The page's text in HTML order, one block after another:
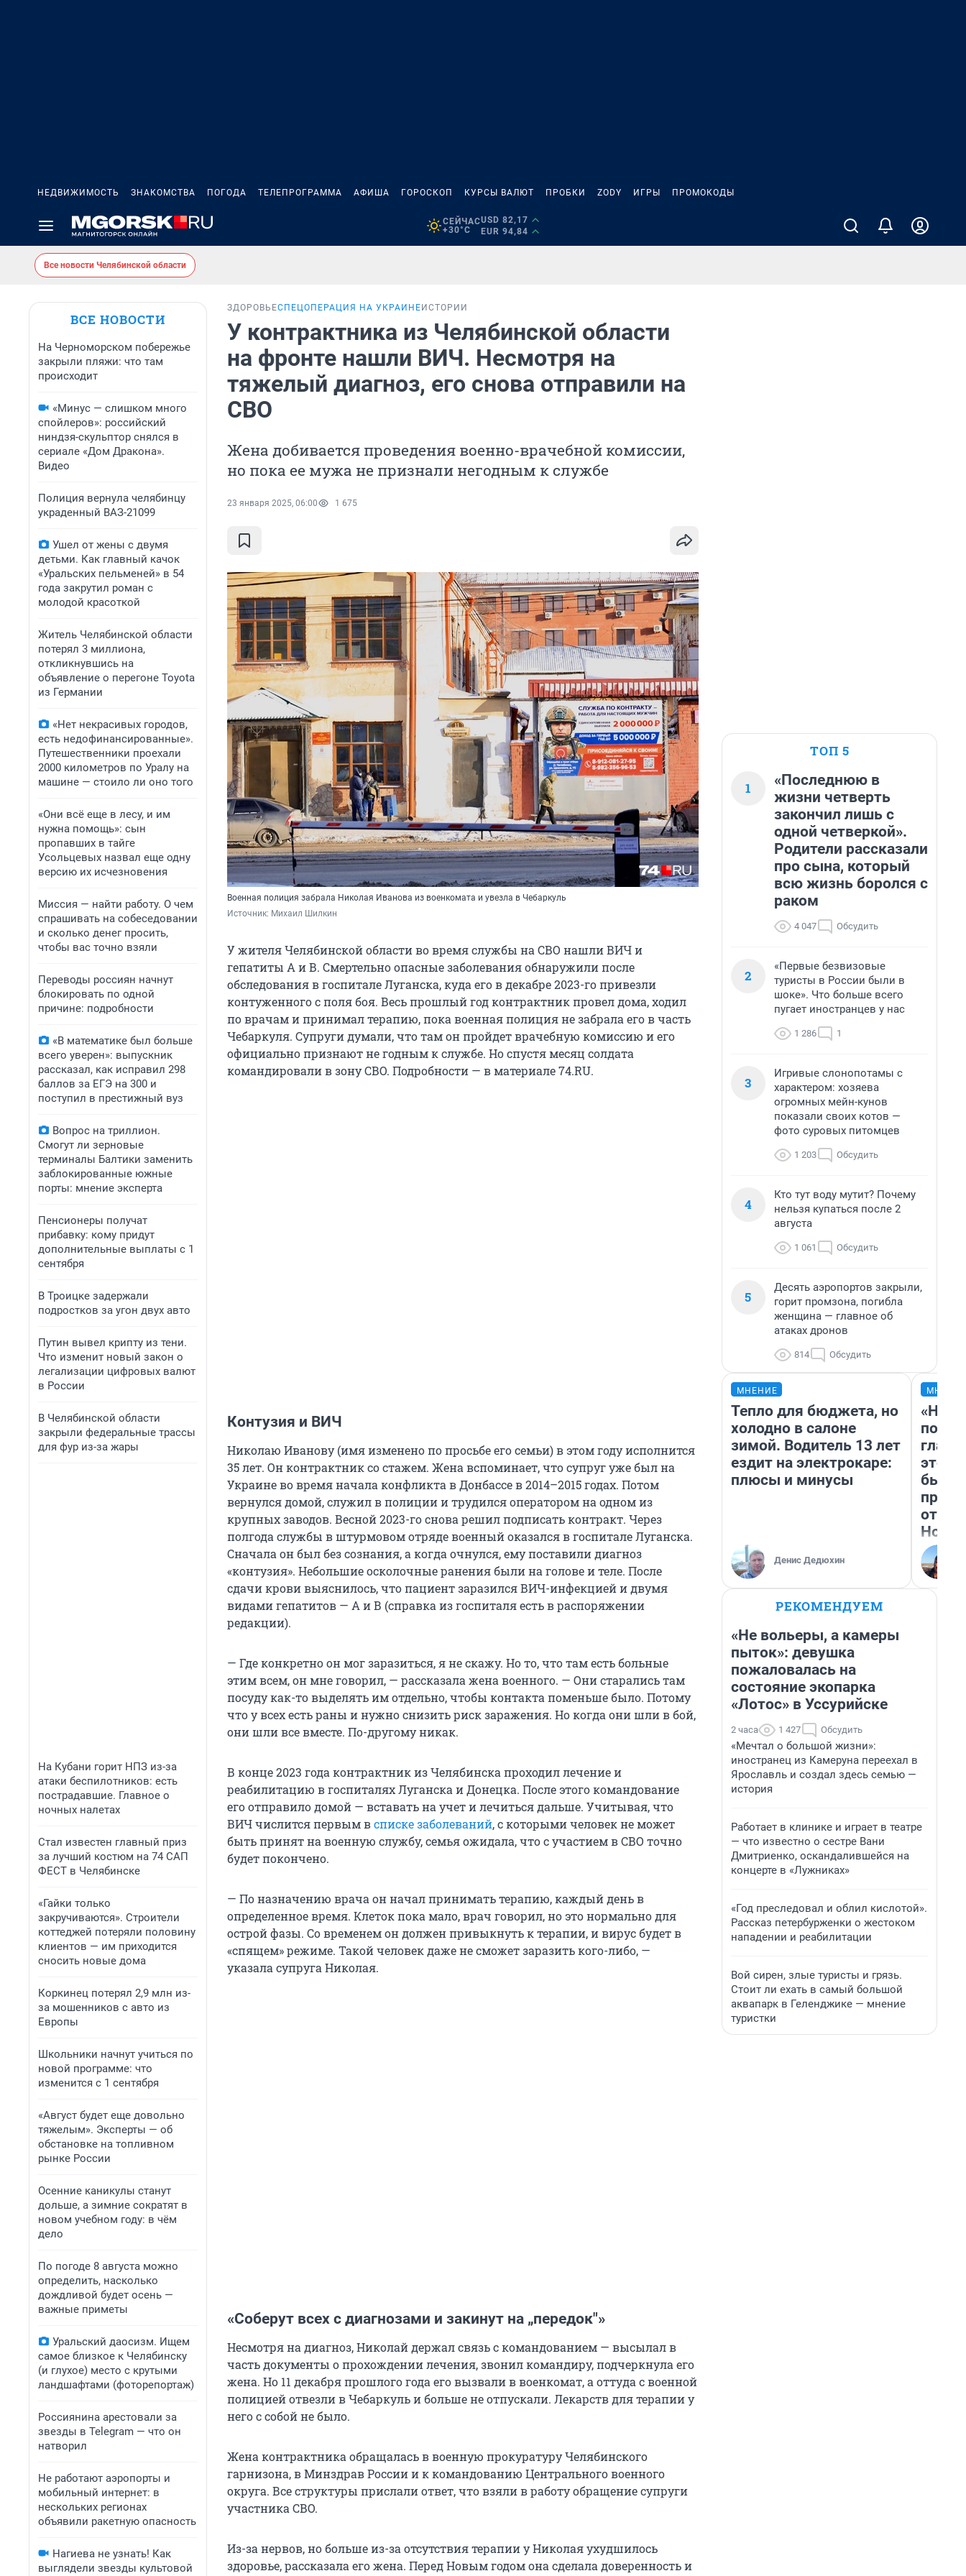
НЕДВИЖИМОСТЬ ЗНАКОМСТВА ПОГОДА ТЕЛЕПРОГРАММА АФИША ГОРОСКОП КУРСЫ ВАЛЮТ ПРОБКИ ZODY ИГРЫ ПРОМОКОДЫ
СЕЙЧАС
+30°C
USD 82,17
EUR 94,84
Все новости Челябинской области
ВСЕ НОВОСТИ
На Черноморском побережье
закрыли пляжи: что там
происходит
«Минус — слишком много
спойлеров»: российский
ниндзя-скульптор снялся в
сериале «Дом Дракона».
Видео
Полиция вернула челябинцу
украденный ВАЗ-21099
Ушел от жены с двумя
детьми. Как главный качок
«Уральских пельменей» в 54
года закрутил роман с
молодой красоткой
Житель Челябинской области
потерял 3 миллиона,
откликнувшись на
объявление о перегоне Toyota
из Германии
«Нет некрасивых городов,
есть недофинансированные».
Путешественники проехали
2000 километров по Уралу на
машине — стоило ли оно того
«Они всё еще в лесу, и им
нужна помощь»: сын
пропавших в тайге
Усольцевых назвал еще одну
версию их исчезновения
Миссия — найти работу. О чем
спрашивать на собеседовании
и сколько денег просить,
чтобы вас точно взяли
Переводы россиян начнут
блокировать по одной
причине: подробности
«В математике был больше
всего уверен»: выпускник
рассказал, как исправил 298
баллов за ЕГЭ на 300 и
поступил в престижный вуз
Вопрос на триллион.
Смогут ли зерновые
терминалы Балтики заменить
заблокированные южные
порты: мнение эксперта
Пенсионеры получат
прибавку: кому придут
дополнительные выплаты с 1
сентября
В Троицке задержали
подростков за угон двух авто
Путин вывел крипту из тени.
Что изменит новый закон о
легализации цифровых валют
в России
В Челябинской области
закрыли федеральные трассы
для фур из-за жары
На Кубани горит НПЗ из-за
атаки беспилотников: есть
пострадавшие. Главное о
ночных налетах
Стал известен главный приз
за лучший костюм на 74 САП
ФЕСТ в Челябинске
«Гайки только
закручиваются». Строители
коттеджей потеряли половину
клиентов — им приходится
сносить новые дома
Коркинец потерял 2,9 млн из-
за мошенников с авто из
Европы
Школьники начнут учиться по
новой программе: что
изменится с 1 сентября
«Август будет еще довольно
тяжелым». Эксперты — об
обстановке на топливном
рынке России
Осенние каникулы станут
дольше, а зимние сократят в
новом учебном году: в чём
дело
По погоде 8 августа можно
определить, насколько
дождливой будет осень —
важные приметы
Уральский даосизм. Ищем
самое близкое к Челябинску
(и глухое) место с крутыми
ландшафтами (фоторепортаж)
Россиянина арестовали за
звезды в Telegram — что он
натворил
Не работают аэропорты и
мобильный интернет: в
нескольких регионах
объявили ракетную опасность
Нагиева не узнать! Как
выглядели звезды культовой
ЗДОРОВЬЕСПЕЦОПЕРАЦИЯ НА УКРАИНЕ ИСТОРИИ
У контрактника из Челябинской области
на фронте нашли ВИЧ. Несмотря на
тяжелый диагноз, его снова отправили на
СВО
Жена добивается проведения военно-врачебной комиссии,
но пока ее мужа не признали негодным к службе
23 января 2025, 06:00 1 675
Военная полиция забрала Николая Иванова из военкомата и увезла в Чебаркуль
Источник: Михаил Шилкин
У жителя Челябинской области во время службы на СВО нашли ВИЧ и
гепатиты А и В. Смертельно опасные заболевания обнаружили после
обследования в госпитале Луганска, куда его в декабре 2023-го привезли
контуженного с поля боя. Весь прошлый год контрактник провел дома, ходил
по врачам и принимал терапию, пока военная полиция не забрала его в часть
Чебаркуля. Супруги думали, что там он пройдет врачебную комиссию и его
официально признают не годным к службе. Но спустя месяц солдата
командировали в зону СВО. Подробности — в материале 74.RU.
Контузия и ВИЧ
Николаю Иванову (имя изменено по просьбе его семьи) в этом году исполнится
35 лет. Он контрактник со стажем. Жена вспоминает, что супруг уже был на
Украине во время начала конфликта в Донбассе в 2014–2015 годах. Потом
вернулся домой, служил в полиции и трудился оператором на одном из
крупных заводов. Весной 2023-го снова решил подписать контракт. Через
полгода службы в штурмовом отряде военный оказался в госпитале Луганска.
Сначала он был без сознания, а когда очнулся, ему поставили диагноз
«контузия». Небольшие осколочные ранения были на голове и теле. После
сдачи крови выяснилось, что пациент заразился ВИЧ-инфекцией и двумя
видами гепатитов — А и В (справка из госпиталя есть в распоряжении
редакции).
— Где конкретно он мог заразиться, я не скажу. Но то, что там есть больные
этим всем, он мне говорил, — рассказала жена военного. — Они старались там
посуду как-то выделять им отдельно, чтобы контакта поменьше было. Потому
что у всех есть раны и нужно снизить риск заражения. Но когда они шли в бой,
они шли все вместе. По-другому никак.
В конце 2023 года контрактник из Челябинска проходил лечение и
реабилитацию в госпиталях Луганска и Донецка. После этого командование
его отправило домой — вставать на учет и лечиться дальше. Учитывая, что
ВИЧ числится первым всписке заболеваний, с которыми человек не может
быть принят на военную службу, семья ожидала, что с участием в СВО точно
будет покончено.
— По назначению врача он начал принимать терапию, каждый день в
определенное время. Клеток пока мало, врач говорил, но это нормально для
острой фазы. Со временем он должен привыкнуть к терапии, и вирус будет в
«спящем» режиме. Такой человек даже не сможет заразить кого-либо, —
указала супруга Николая.
«Соберут всех с диагнозами и закинут на „передок"»
Несмотря на диагноз, Николай держал связь с командованием — высылал в
часть документы о прохождении лечения, звонил командиру, подчеркнула его
жена. Но 11 декабря прошлого года его вызвали в военкомат, а оттуда с военной
полицией отвезли в Чебаркуль и больше не отпускали. Лекарств для терапии у
него с собой не было.
Жена контрактника обращалась в военную прокуратуру Челябинского
гарнизона, в Минздрав России и к командованию Центрального военного
округа. Все структуры прислали ответ, что взяли в работу обращение супруги
участника СВО.
Из-за нервов, но больше из-за отсутствия терапии у Николая ухудшилось
здоровье, рассказала его жена. Перед Новым годом она сделала доверенность и
ТОП 5
1
«Последнюю в
жизни четверть
закончил лишь с
одной четверкой».
Родители рассказали
про сына, который
всю жизнь боролся с
раком
4 047 Обсудить
2
«Первые безвизовые
туристы в России были в
шоке». Что больше всего
пугает иностранцев у нас
1 286 1
3
Игривые слонопотамы с
характером: хозяева
огромных мейн-кунов
показали своих котов —
фото суровых питомцев
1 203 Обсудить
4
Кто тут воду мутит? Почему
нельзя купаться после 2
августа
1 061 Обсудить
5
Десять аэропортов закрыли,
горит промзона, погибла
женщина — главное об
атаках дронов
814 Обсудить
МНЕНИЕ
Тепло для бюджета, но
холодно в салоне
зимой. Водитель 13 лет
ездит на электрокаре:
плюсы и минусы
Денис Дедюхин
этого
бьет
РЕКОМЕНДУЕМ
«Не вольеры, а камеры
пыток»: девушка
пожаловалась на
состояние экопарка
«Лотос» в Уссурийске
2 часа 1 427 Обсудить
«Мечтал о большой жизни»:
иностранец из Камеруна переехал в
Ярославль и создал здесь семью —
история
Работает в клинике и играет в театре
— что известно о сестре Вани
Дмитриенко, оскандалившейся на
концерте в «Лужниках»
«Год преследовал и облил кислотой».
Рассказ петербурженки о жестоком
нападении и реабилитации
Вой сирен, злые туристы и грязь.
Стоит ли ехать в самый большой
аквапарк в Геленджике — мнение
туристки